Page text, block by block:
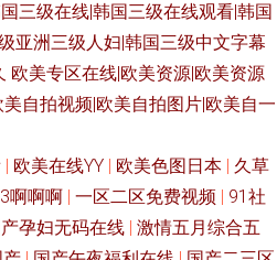
三级在线|韩国三级在线观看|韩国
亚洲三级人妇|韩国三级中文字幕
欧美专区在线|欧美资源|欧美资源
自拍视频|欧美自拍图片|欧美自一
| 欧美在线YY | 欧美色图日本 | 久草
啊啊啊 | 一区二区免费视频 | 91社
孕妇无码在线 | 激情五月综合五